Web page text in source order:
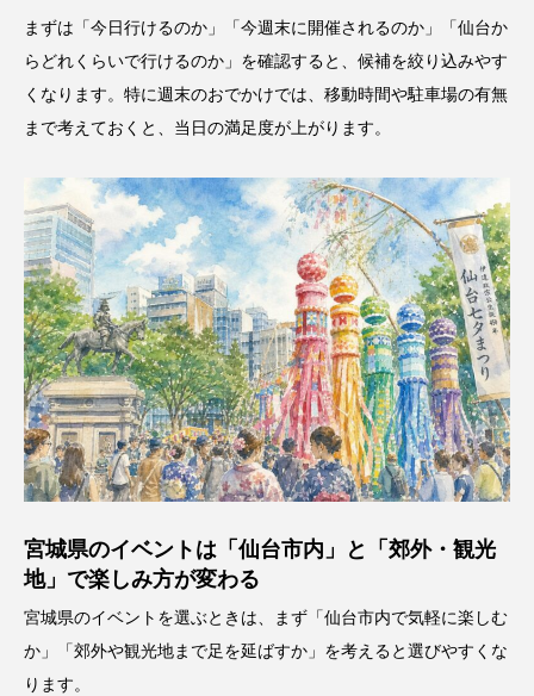
まずは「今日行けるのか」「今週末に開催されるのか」「仙台か
らどれくらいで行けるのか」を確認すると、候補を絞り込みやす
くなります。特に週末のおでかけでは、移動時間や駐車場の有無
まで考えておくと、当日の満足度が上がります。
宮城県のイベントは「仙台市内」と「郊外・観光
地」で楽しみ方が変わる
宮城県のイベントを選ぶときは、まず「仙台市内で気軽に楽しむ
か」「郊外や観光地まで足を延ばすか」を考えると選びやすくな
ります。